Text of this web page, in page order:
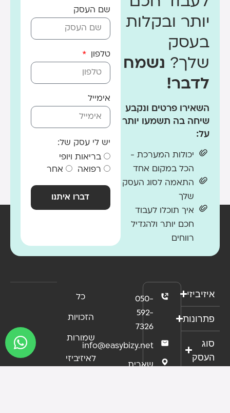
יותר ובקלות
בעסק
שלך? נשמח
לדבר!
השאירו פרטים ונקבע
שיחה בה תשמעו יותר
על:
יכולות המערכת -
הכל במקום אחד
התאמה לסוג העסק
שלך
איך תוכלו לעבוד
חכם יותר ולהגדיל
רווחים
שם העסק
טלפון
אימייל
יש לי עסק של:
בריאות ויופי
רפואה
אחר
דברו איתנו
איזיביזי
פתרונות
סוג
העסק
050-
592-
7326
info@easybizy.net
שארית
כל
הזכויות
שמורות
לאיזיביזי